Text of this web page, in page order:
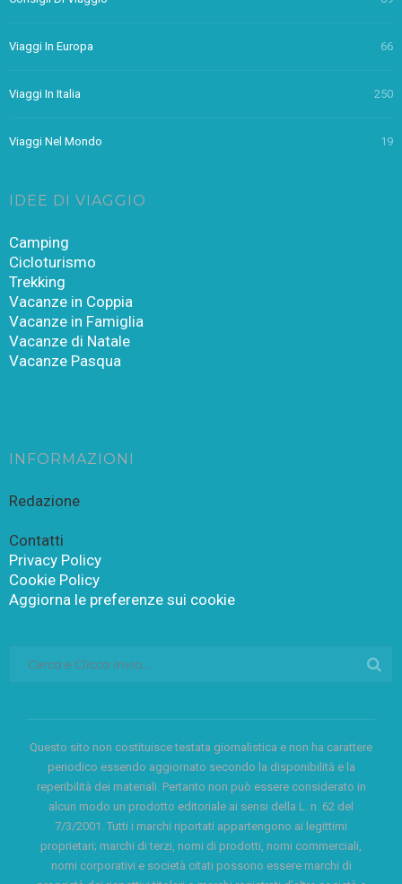
Viaggi In Europa 66
Viaggi In Italia 250
Viaggi Nel Mondo 19
IDEE DI VIAGGIO
Camping
Cicloturismo
Trekking
Vacanze in Coppia
Vacanze in Famiglia
Vacanze di Natale
Vacanze Pasqua
INFORMAZIONI
Redazione
Contatti
Privacy Policy
Cookie Policy
Aggiorna le preferenze sui cookie
Questo sito non costituisce testata giornalistica e non ha carattere
periodico essendo aggiornato secondo la disponibilità e la
reperibilità dei materiali. Pertanto non può essere considerato in
alcun modo un prodotto editoriale ai sensi della L. n. 62 del
7/3/2001. Tutti i marchi riportati appartengono ai legittimi
proprietari; marchi di terzi, nomi di prodotti, nomi commerciali,
nomi corporativi e società citati possono essere marchi di